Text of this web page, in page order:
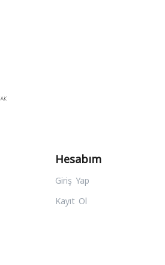
Hesabım
Giriş Yap
Kayıt Ol